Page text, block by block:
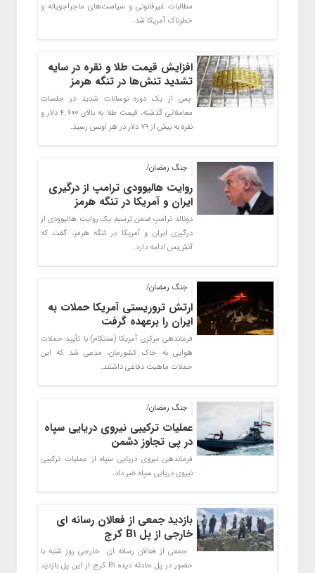
مطالبات غیرقانونی و سیاست‌های ماجراجویانه و
خطرناک آمریکا شد.
افزایش قیمت طلا و نقره در سایه
تشدید تنش‌ها در تنگه هرمز
پس از یک دوره نوسانات شدید در جلسات
معاملاتی گذشته، قیمت طلا به بالای ۴,۷۰۰ دلار و
نقره به بیش از ۷۹ دلار در هر اونس رسید.
جنگ رمضان/
روایت هالیوودی ترامپ از درگیری
ایران و آمریکا در تنگه هرمز
دونالد ترامپ ضمن ترسیم یک روایت هالیوودی از
درگیری ایران و آمریکا در تنگه هرمز، گفت که
آتش‌بس ادامه دارد.
جنگ رمضان/
ارتش تروریستی آمریکا حملات به
ایران را برعهده گرفت
فرماندهی مرکزی آمریکا (سنتکام) با تأیید حملات
هوایی به خاک کشورمان، مدعی شد که این
حملات ماهیت دفاعی داشتند.
جنگ رمضان/
عملیات ترکیبی نیروی دریایی سپاه
در پی تجاوز دشمن
فرماندهی نیروی دریایی سپاه از عملیات ترکیبی
نیروی دریایی سپاه خبر داد.
بازدید جمعی از فعالان رسانه ای
خارجی از پل B۱ کرج
جمعی از فعالان رسانه ای خارجی روز شنبه با
حضور در پل حادثه دیده B۱ کرج از این پل بازدید